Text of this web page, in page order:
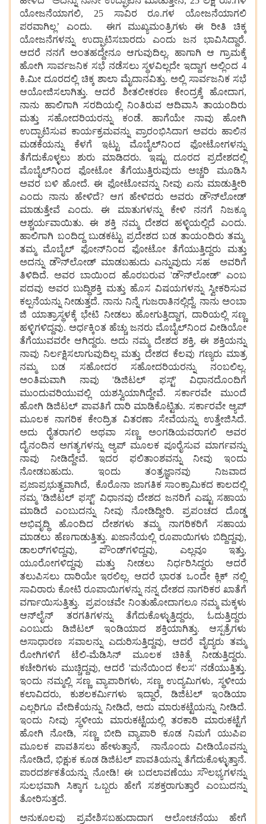
ಯೋಜನೆಯಾಗಲಿ, 25 ಸಾವಿರ ರೂ.ಗಳ ಯೋಜನೆಯಾಗಲಿ
ಪರವಾಗಿಲ್ಲ’ ಎಂದು. ಈಗ ಮುಖ್ಯಮಂತ್ರಿಗಳು ಈ ರೀತಿ ಚಿಕ್ಕ
ಯೋಜನೆಗಳನ್ನು ಉದ್ಘಾಟಿಸಬಾರದು ಎಂದು ಜನ ಭಾವಿಸಿದ್ದಾರೆ.
ಆದರೆ ನನಗೆ ಅಂತಹದ್ದೇನೂ ಆಗುವುದಿಲ್ಲ. ಹಾಗಾಗಿ ಆ ಗ್ರಾಮಕ್ಕೆ
ಹೋಗಿ ಸಾರ್ವಜನಿಕ ಸಭೆ ನಡೆಸಲು ಸ್ಥಳವಿಲ್ಲದೇ ಇದ್ದಾಗ ಅಲ್ಲಿಂದ 4
ಕಿ.ಮೀ ದೂರದಲ್ಲಿ ಚಿಕ್ಕ ಶಾಲಾ ಮೈದಾನವಿತ್ತು. ಅಲ್ಲಿ ಸಾರ್ವಜನಿಕ ಸಭೆ
ಆಯೋಜಿಸಲಾಗಿತ್ತು. ಆದರೆ ಶೀತಲೀಕರಣ ಕೇಂದ್ರಕ್ಕೆ ಹೋದಾಗ,
ನಾನು ಹಾಲಿಗಾಗಿ ಸರದಿಯಲ್ಲಿ ನಿಂತಿರುವ ಆದಿವಾಸಿ ತಾಯಂದಿರು
ಮತ್ತು ಸಹೋದರಿಯರನ್ನು ಕಂಡೆ. ಹಾಗೆಯೇ ನಾವು ಹೋಗಿ
ಉದ್ಘಾಟಿಸುವ ಕಾರ್ಯಕ್ರಮವನ್ನು ಪ್ರಾರಂಭಿಸಿದಾಗ ಅವರು ಹಾಲಿನ
ಮಡಕೆಯನ್ನು ಕೆಳಗೆ ಇಟ್ಟು ಮೊಬೈಲ್‌ನಿಂದ ಫೋಟೋಗಳನ್ನು
ತೆಗೆದುಕೊಳ್ಳಲು ಶುರು ಮಾಡಿದರು. ಇಷ್ಟು ದೂರದ ಪ್ರದೇಶದಲ್ಲಿ
ಮೊಬೈಲ್‌ನಿಂದ ಫೋಟೋ ತೆಗೆಯುತ್ತಿರುವುದು ಅಚ್ಚರಿ ಮೂಡಿಸಿ
ಅವರ ಬಳಿ ಹೋದೆ. ಈ ಫೋಟೋವನ್ನು ನೀವು ಏನು ಮಾಡುತ್ತೀರಿ
ಎಂದು ನಾನು ಹೇಳಿದೆ? ಆಗ ಹೇಳಿದರು ಅವರು ಡೌನ್‌ಲೋಡ್
ಮಾಡುತ್ತೇವೆ ಎಂದು. ಈ ಮಾತುಗಳನ್ನು ಕೇಳಿ ನನಗೆ ನಿಜಕ್ಕೂ
ಆಶ್ಚರ್ಯವಾಯಿತು. ಈ ಶಕ್ತಿ ನಮ್ಮ ದೇಶದ ಹಳ್ಳಿಯಲ್ಲಿದೆ ಎಂದು.
ಹಾಲಿಗಾಗಿ ಬಂದಿದ್ದ ಬುಡಕಟ್ಟು ಪ್ರದೇಶದ ಬಡ ತಾಯಂದಿರು ತಮ್ಮ
ತಮ್ಮ ಮೊಬೈಲ್ ಫೋನ್‌ನಿಂದ ಫೋಟೋ ತೆಗೆಯುತ್ತಿದ್ದರು ಮತ್ತು
ಅದನ್ನು ಡೌನ್‌ಲೋಡ್ ಮಾಡಬಹುದು ಎನ್ನುವುದು ಸಹ ಅವರಿಗೆ
ತಿಳಿದಿದೆ. ಅವರ ಬಾಯಿಂದ ಹೊರಬರುವ 'ಡೌನ್‌ಲೋಡ್' ಎಂಬ
ಪದವು ಅವರ ಬುದ್ಧಿಶಕ್ತಿ ಮತ್ತು ಹೊಸ ವಿಷಯಗಳನ್ನು ಸ್ವೀಕರಿಸುವ
ಕಲ್ಪನೆಯನ್ನು ನೀಡುತ್ತದೆ. ನಾನು ನಿನ್ನೆ ಗುಜರಾತಿನಲ್ಲಿದ್ದೆ. ನಾನು ಅಂಬಾ
ಜಿ ಯಾತ್ರಾಸ್ಥಳಕ್ಕೆ ಭೇಟಿ ನೀಡಲು ಹೋಗುತ್ತಿದ್ದಾಗ, ದಾರಿಯಲ್ಲಿ ಸಣ್ಣ
ಹಳ್ಳಿಗಳಿದ್ದವು. ಅರ್ಧಕ್ಕಿಂತ ಹೆಚ್ಚು ಜನರು ಮೊಬೈಲ್‌ನಿಂದ ವೀಡಿಯೋ
ತೆಗೆಯುವವರೇ ಆಗಿದ್ದರು. ಅದು ನಮ್ಮ ದೇಶದ ಶಕ್ತಿ, ಈ ಶಕ್ತಿಯನ್ನು
ನಾವು ನಿರ್ಲಕ್ಷಿಸಲಾಗುವುದಿಲ್ಲ ಮತ್ತು ದೇಶದ ಕೆಲವು ಗಣ್ಯರು ಮಾತ್ರ
ನಮ್ಮ ಬಡ ಸಹೋದರ ಸಹೋದರಿಯರನ್ನು ನಂಬಲಿಲ್ಲ.
ಅಂತಿಮವಾಗಿ ನಾವು 'ಡಿಜಿಟಲ್ ಫಸ್ಟ್' ವಿಧಾನದೊಂದಿಗೆ
ಮುಂದುವರಿಯುವಲ್ಲಿ ಯಶಸ್ವಿಯಾಗಿದ್ದೇವೆ. ಸರ್ಕಾರವೇ ಮುಂದೆ
ಹೋಗಿ ಡಿಜಿಟಲ್ ಪಾವತಿಗೆ ದಾರಿ ಮಾಡಿಕೊಟ್ಟಿತು. ಸರ್ಕಾರವೇ ಆ್ಯಪ್
ಮೂಲಕ ನಾಗರಿಕ ಕೇಂದ್ರಿತ ವಿತರಣಾ ಸೇವೆಯನ್ನು ಉತ್ತೇಜಿಸಿದೆ.
ಅದು ರೈತರಾಗಲಿ ಅಥವಾ ಸಣ್ಣ ಅಂಗಡಿಯವರಾಗಲಿ ಅವರ
ದೈನಂದಿನ ಅಗತ್ಯಗಳನ್ನು ಆ್ಯಪ್ ಮೂಲಕ ಪೂರೈಸುವ ಮಾರ್ಗವನ್ನು
ನಾವು ನೀಡಿದ್ದೇವೆ. ಇದರ ಫಲಿತಾಂಶವನ್ನು ನೀವು ಇಂದು
ನೋಡಬಹುದು. ಇಂದು ತಂತ್ರಜ್ಞಾನವು ನಿಜವಾದ
ಪ್ರಜಾಪ್ರಭುತ್ವವಾಗಿದೆ, ಕೊರೊನಾ ಜಾಗತಿಕ ಸಾಂಕ್ರಾಮಿಕದ ಕಾಲದಲ್ಲಿ
ನಮ್ಮ 'ಡಿಜಿಟಲ್ ಫಸ್ಟ್' ವಿಧಾನವು ದೇಶದ ಜನರಿಗೆ ಎಷ್ಟು ಸಹಾಯ
ಮಾಡಿದೆ ಎಂಬುದನ್ನು ನೀವು ನೋಡಿದ್ದೀರಿ. ಪ್ರಪಂಚದ ದೊಡ್ಡ
ಅಭಿವೃದ್ಧಿ ಹೊಂದಿದ ದೇಶಗಳು ತಮ್ಮ ನಾಗರಿಕರಿಗೆ ಸಹಾಯ
ಮಾಡಲು ಹೆಣಗಾಡುತ್ತಿತ್ತು. ಖಜಾನೆಯಲ್ಲಿ ರೂಪಾಯಿಗಳು ಬಿದ್ದಿದ್ದವು,
ಡಾಲರ್‌ಗಳಿದ್ದವು, ಪೌಂಡ್‌ಗಳಿದ್ದವು, ಎಲ್ಲವೂ ಇತ್ತು,
ಯೂರೋಗಳಿದ್ದವು ಮತ್ತು ನೀಡಲು ನಿರ್ಧರಿಸಿದ್ದರು ಆದರೆ
ತಲುಪಿಸಲು ದಾರಿಯೇ ಇರಲಿಲ್ಲ. ಆದರೆ ಭಾರತ ಒಂದೇ ಕ್ಲಿಕ್ ನಲ್ಲಿ
ಸಾವಿರಾರು ಕೋಟಿ ರೂಪಾಯಿಗಳನ್ನು ನನ್ನ ದೇಶದ ನಾಗರಿಕರ ಖಾತೆಗೆ
ವರ್ಗಾಯಿಸುತ್ತಿತ್ತು. ಪ್ರಪಂಚವೇ ನಿಂತುಹೋದಾಗಲೂ ನಮ್ಮ ಮಕ್ಕಳು
ಆನ್‌ಲೈನ್ ತರಗತಿಗಳನ್ನು ತೆಗೆದುಕೊಳ್ಳುತ್ತಿದ್ದರು, ಓದುತ್ತಿದ್ದರು
ಎಂಬುದು ಡಿಜಿಟಲ್ ಇಂಡಿಯಾದ ಶಕ್ತಿಯಾಗಿತ್ತು. ಆಸ್ಪತ್ರೆಗಳು
ಅಸಾಧಾರಣ ಸವಾಲನ್ನು ಎದುರಿಸುತ್ತಿದ್ದವು, ಆದರೆ ವೈದ್ಯರು ತಮ್ಮ
ರೋಗಿಗಳಿಗೆ ಟೆಲಿ-ಮೆಡಿಸಿನ್ ಮೂಲಕ ಚಿಕಿತ್ಸೆ ನೀಡುತ್ತಿದ್ದರು.
ಕಚೇರಿಗಳು ಮುಚ್ಚಿದ್ದವು, ಆದರೆ 'ಮನೆಯಿಂದ ಕೆಲಸ' ನಡೆಯುತ್ತಿತ್ತು.
ಇಂದು ನಮ್ಮಲ್ಲಿ ಸಣ್ಣ ವ್ಯಾಪಾರಿಗಳು, ಸಣ್ಣ ಉದ್ಯಮಿಗಳು, ಸ್ಥಳೀಯ
ಕಲಾವಿದರು, ಕುಶಲಕರ್ಮಿಗಳು ಇದ್ದಾರೆ, ಡಿಜಿಟಲ್ ಇಂಡಿಯಾ
ಎಲ್ಲರಿಗೂ ವೇದಿಕೆಯನ್ನು ನೀಡಿದೆ, ಅದು ಮಾರುಕಟ್ಟೆಯನ್ನು ನೀಡಿದೆ.
ಇಂದು ನೀವು ಸ್ಥಳೀಯ ಮಾರುಕಟ್ಟೆಯಲ್ಲಿ ತರಕಾರಿ ಮಾರುಕಟ್ಟೆಗೆ
ಹೋಗಿ ನೋಡಿ, ಸಣ್ಣ ಬೀದಿ ವ್ಯಾಪಾರಿ ಕೂಡ ನಿಮಗೆ ಯುಪಿಐ
ಮೂಲಕ ಪಾವತಿಸಲು ಹೇಳುತ್ತಾನೆ, ನಾನೊಂದು ವೀಡಿಯೊವನ್ನು
ನೋಡಿದೆ, ಭಿಕ್ಷುಕ ಕೂಡ ಡಿಜಿಟಲ್ ಪಾವತಿಯನ್ನು ತೆಗೆದುಕೊಳ್ಳುತ್ತಾನೆ.
ಪಾರದರ್ಶಕತೆಯನ್ನು ನೋಡಿ! ಈ ಬದಲಾವಣೆಯು ಸೌಲಭ್ಯಗಳನ್ನು
ಸುಲಭವಾಗಿ ಸಿಕ್ಕಾಗ ಒಬ್ಬರು ಹೇಗೆ ಸಶಕ್ತರಾಗುತ್ತಾರೆ ಎಂಬುದನ್ನು
ತೋರಿಸುತ್ತದೆ.
ಅನುಕೂಲವು ಪ್ರವೇಶಿಸಬಹುದಾದಾಗ ಆಲೋಚನೆಯು ಹೇಗೆ